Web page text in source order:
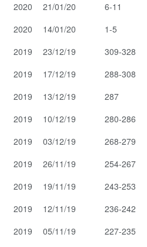
2020
21/01/20 6-11
2020
14/01/20 1-5
2019
23/12/19 309-328
2019
17/12/19 288-308
2019
13/12/19 287
2019
10/12/19 280-286
2019
03/12/19 268-279
2019
26/11/19 254-267
2019
19/11/19 243-253
2019
12/11/19 236-242
2019
05/11/19 227-235